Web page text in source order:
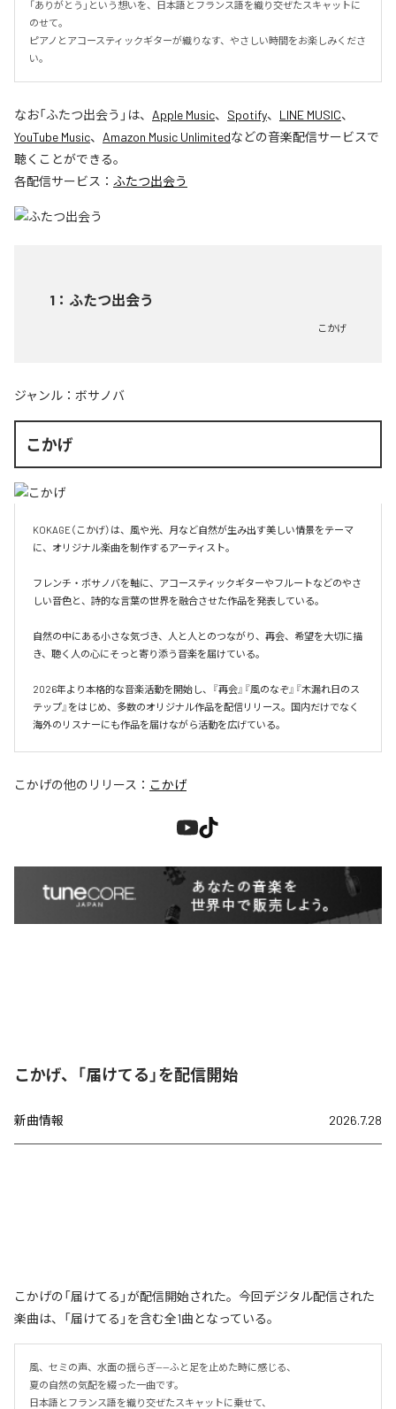
「ありがとう」という想いを、日本語とフランス語を織り交ぜたスキャットに
のせて。
ピアノとアコースティックギターが織りなす、やさしい時間をお楽しみくださ
い。
なお「ふたつ出会う 」は、 Apple Music、 Spotify、 LINE MUSIC、
YouTube Music、 Amazon Music Unlimitedなどの音楽配信サービスで
聴くことができる。
各配信サービス： ふたつ出会う
1 ： ふたつ出会う
こかげ
ジャンル： ボサノバ
こかげ
KOKAGE（こかげ）は、風や光、月など自然が生み出す美しい情景をテーマ
に、オリジナル楽曲を制作するアーティスト。
フレンチ・ボサノバを軸に、アコースティックギターやフルートなどのやさ
しい音色と、詩的な言葉の世界を融合させた作品を発表している。
自然の中にある小さな気づき、人と人とのつながり、再会、希望を大切に描
き、聴く人の心にそっと寄り添う音楽を届けている。
2026年より本格的な音楽活動を開始し、『再会』『風のなぞ』『木漏れ日のス
テップ』をはじめ、多数のオリジナル作品を配信リリース。国内だけでなく
海外のリスナーにも作品を届けながら活動を広げている。
こかげの他のリリース： こかげ
こかげ、「届けてる」を配信開始
新曲情報 2026.7.28
こかげの「届けてる」が配信開始された。今回デジタル配信された
楽曲は、「届けてる」を含む全1曲となっている。
風、セミの声、水面の揺らぎ——ふと足を止めた時に感じる、
夏の自然の気配を綴った一曲です。
日本語とフランス語を織り交ぜたスキャットに乗せて、